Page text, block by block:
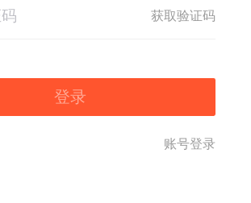
获取验证码
登录
账号登录